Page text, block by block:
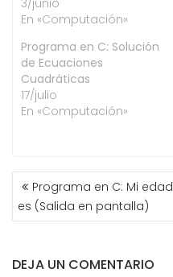
En «Computación»
Programa en C: Solución
de Ecuaciones
Cuadráticas
17/julio
En «Computación»
NAVEGACIÓN
DE
ENTRADAS
Programa en C: Mi edad
es (Salida en pantalla)
DEJA UN COMENTARIO